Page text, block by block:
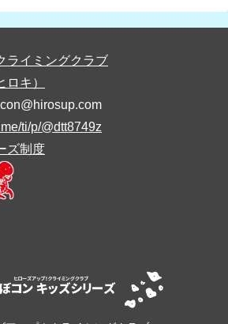
ライミングクラブ
キ）
ti/p/@dtt8749z
ズ制度